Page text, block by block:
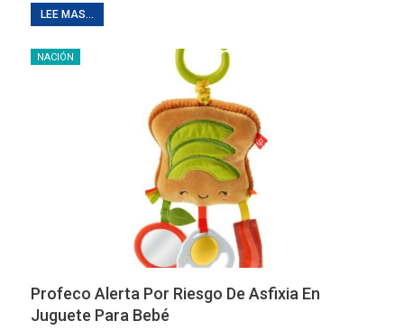
LEE MAS...
NACIÓN
Profeco Alerta Por Riesgo De Asfixia En
Juguete Para Bebé